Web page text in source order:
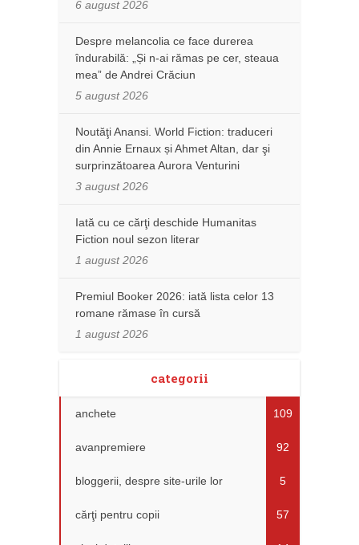
6 august 2026
Despre melancolia ce face durerea
îndurabilă: „Și n-ai rămas pe cer, steaua
mea” de Andrei Crăciun
5 august 2026
Noutăţi Anansi. World Fiction: traduceri
din Annie Ernaux și Ahmet Altan, dar şi
surprinzătoarea Aurora Venturini
3 august 2026
Iată cu ce cărţi deschide Humanitas
Fiction noul sezon literar
1 august 2026
Premiul Booker 2026: iată lista celor 13
romane rămase în cursă
1 august 2026
categorii
anchete 109
avanpremiere 92
bloggerii, despre site-urile lor 5
cărţi pentru copii 57